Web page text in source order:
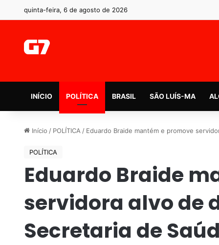
quinta-feira, 6 de agosto de 2026
INÍCIO POLÍTICA BRASIL SÃO LUÍS-MA
Início / POLÍTICA / Eduardo Braide mantém e promove
POLÍTICA
Eduardo Braide
servidora alvo de
Secretaria de